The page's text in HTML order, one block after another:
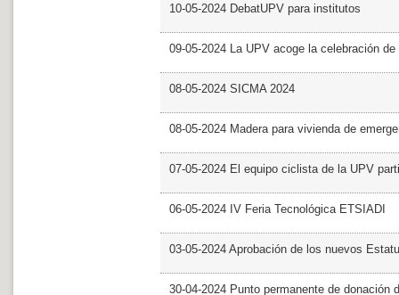
10-05-2024 DebatUPV para institutos
09-05-2024 La UPV acoge la celebración
08-05-2024 SICMA 2024
08-05-2024 Madera para vivienda de
07-05-2024 El equipo ciclista de la UPV
06-05-2024 IV Feria Tecnológica ETSIADI
03-05-2024 Aprobación de los nuevos
30-04-2024 Punto permanente de donación